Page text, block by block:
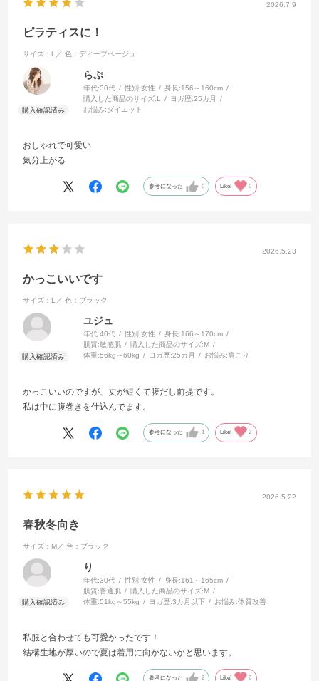
2026.7.9
ピラティスに！
サイズ：L／ 色：ディープベージュ
らぷ
年代:30代 性別:女性 身長:156～160cm
購入した商品のサイズ:L ヨガ歴:25カ月
お悩み:ダイエット
おしゃれで可愛い
気分上がる
参考になった 0 Like! 0
2026.5.23
かっこいいです
サイズ：L／ 色：ブラック
ユジュ
年代:40代 性別:女性 身長:166～170cm
肌質:敏感肌 購入した商品のサイズ:M
体重:56kg～60kg ヨガ歴:25カ月 お悩み:肩こり
かっこいいのですが、丈が短くて腹だし前提です。
私は中に腹巻きを仕込んでます。
参考になった 1 Like! 2
2026.5.22
春秋冬向き
サイズ：M／ 色：ブラック
り
年代:30代 性別:女性 身長:161～165cm
肌質:普通肌 購入した商品のサイズ:M
体重:51kg～55kg ヨガ歴:3カ月以下 お悩み:体質改善
私服と合わせても可愛かったです！
結構生地が厚いので夏は着用に向かないかと思います。
参考になった 2 Like! 0